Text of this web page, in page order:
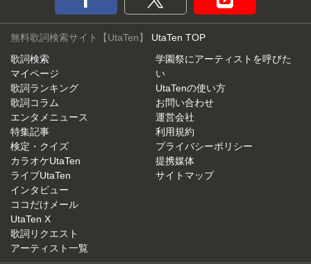
無料歌詞検索サイト【UtaTen】 UtaTen TOP
歌詞検索
マイページ
歌詞ランキング
歌詞コラム
エンタメニュース
特集記事
検定・クイズ
カラオケUtaTen
ライブUtaTen
インタビュー
ココだけメール
UtaTen X
歌詞リクエスト
アーティスト一覧
学園祭にアーティストを呼びた
い
UtaTenの使い方
お問い合わせ
運営会社
利用規約
プライバシーポリシー
提携媒体
サイトマップ